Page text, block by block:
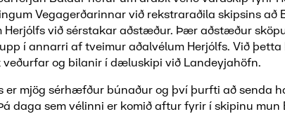
Vegagerðarinnar við rekstraraðila skipsins að
Herjólfs við sérstakar aðstæður. Þær aðstæður
í annarri af tveimur aðalvélum Herjólfs. Við
og bilanir í dæluskipi við Landeyjahöfn.
er mjög sérhæfður búnaður og því þurfti að senda
daga sem vélinni er komið aftur fyrir í skipinu mun